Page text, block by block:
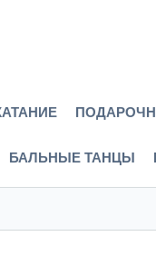
БАЛЬНЫЕ ТАНЦЫ